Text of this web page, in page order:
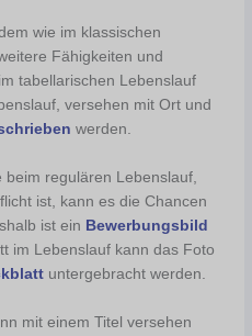
wie im klassischen
Fähigkeiten und
tabellarischen Lebenslauf
versehen mit Ort und
werden.
beim regulären Lebenslauf,
ist, kann es die Chancen
ist ein Bewerbungsbild
im Lebenslauf kann das Foto
untergebracht werden.
mit einem Titel versehen